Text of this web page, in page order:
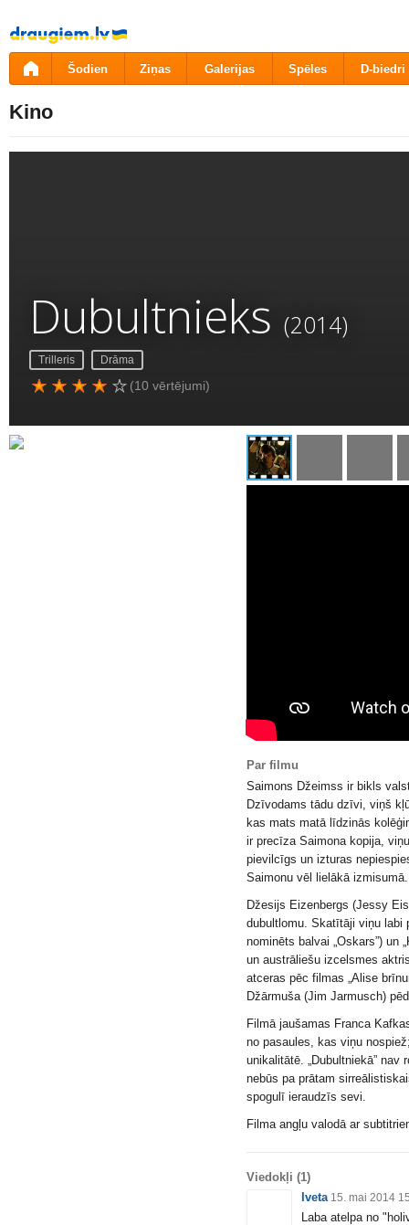
Pāriet
uz
saturu
Šodien Ziņas Galerijas Spēles D-biedri
Kino
Dubultnieks (2014)
Trilleris Drāma
(10 vērtējumi)
Par filmu
Saimons Džeimss ir bikls
Dzīvodams tādu dzīvi, viņš
kas mats matā līdzinās
ir precīza Saimona kopija,
pievilcīgs un izturas
Saimonu vēl lielākā izmisumā.
Džesijs Eizenbergs (Jessy
dubultlomu. Skatītāji viņu labi
nominēts balvai „Oskars”) un
un austrāliešu izcelsmes
atceras pēc filmas „Alise
Džārmuša (Jim Jarmusch)
Filmā jaušamas Franca
no pasaules, kas viņu
unikalitātē. „Dubultniekā”
nebūs pa prātam
spogulī ieraudzīs sevi.
Filma angļu valodā ar
Viedokļi (1)
Iveta 15. mai 2014
Laba atelpa no